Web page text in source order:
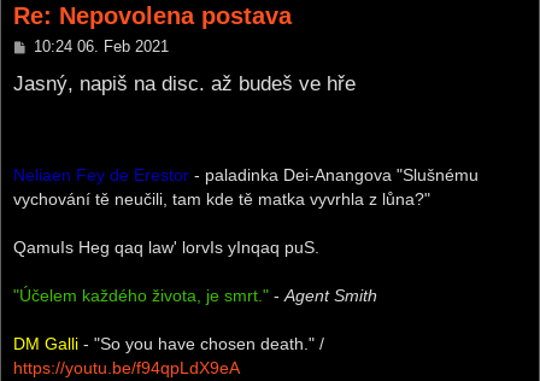
Re: Nepovolena postava
P
s
10:24 06. Feb 2021
Jasný, napiš na disc. až budeš ve hře
Neliaen Fey de Erestor - paladinka Dei-Anangova "Slušnému
vychování tě neučili, tam kde tě matka vyvrhla z lůna?"
QamuIs Heg qaq law' lorvIs yInqaq puS.
"Účelem každého života, je smrt." -Agent Smith
DM Galli - "So you have chosen death." /
https://youtu.be/f94qpLdX9eA